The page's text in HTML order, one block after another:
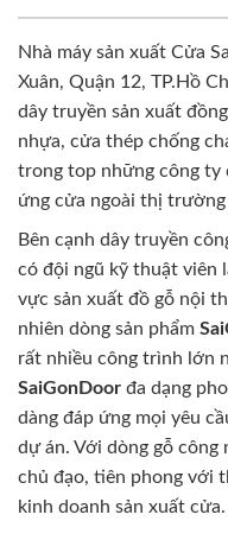
Nhà máy sản xuất Cửa
Xuân, Quận 12, TP.Hồ
dây truyền sản xuất
nhựa, cửa thép chống
trong top những công ty
ứng cửa ngoài thị trường
Bên cạnh dây truyền
có đội ngũ kỹ thuật viên
vực sản xuất đồ gỗ nội
nhiên dòng sản phẩm
rất nhiều công trình lớn
SaiGonDoor đa dạng
dàng đáp ứng mọi yêu
dự án. Với dòng gỗ
chủ đạo, tiên phong với
kinh doanh sản xuất cửa.